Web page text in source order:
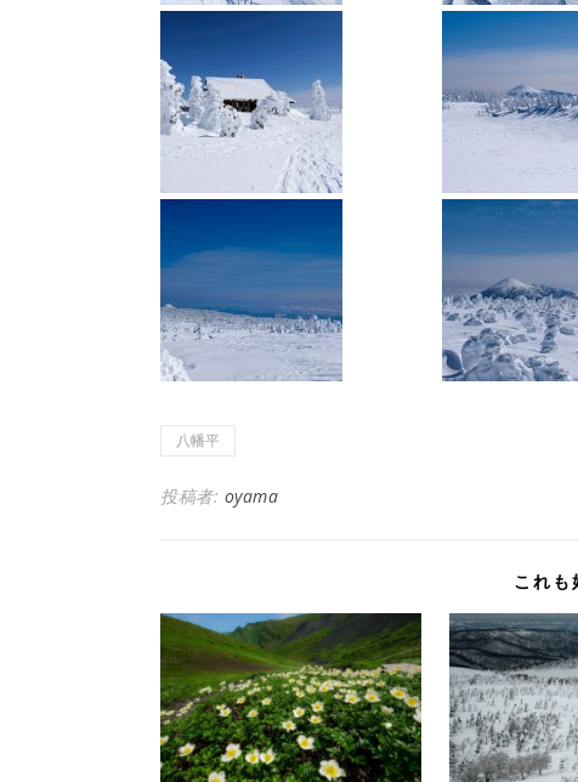
八幡平
投稿者: oyama
これも